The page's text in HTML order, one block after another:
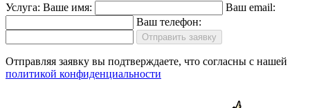
Услуга: Ваше имя:
Ваш email:
Ваш телефон:
Отправить заявку
Отправляя заявку вы подтверждаете, что согласны с нашей
политикой конфиденциальности